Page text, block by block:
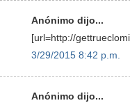
Anónimo dijo...
[url=http://
3/29/2015 8:42 p.m.
Anónimo dijo...